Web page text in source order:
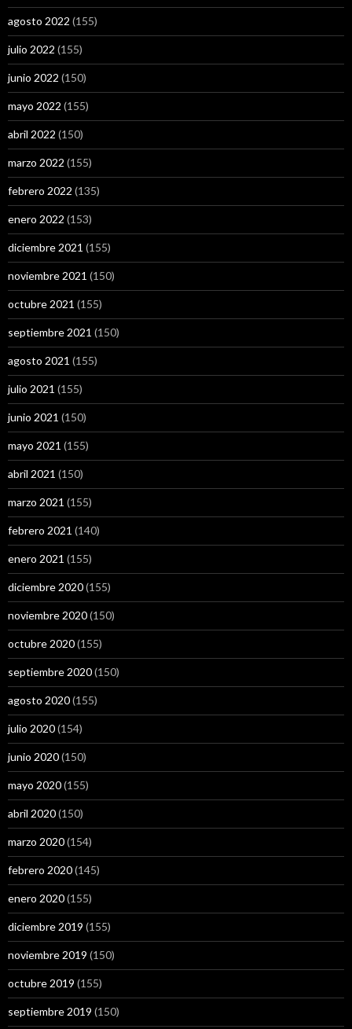
agosto 2022 (155)
julio 2022 (155)
junio 2022 (150)
mayo 2022 (155)
abril 2022 (150)
marzo 2022 (155)
febrero 2022 (135)
enero 2022 (153)
diciembre 2021 (155)
noviembre 2021 (150)
octubre 2021 (155)
septiembre 2021 (150)
agosto 2021 (155)
julio 2021 (155)
junio 2021 (150)
mayo 2021 (155)
abril 2021 (150)
marzo 2021 (155)
febrero 2021 (140)
enero 2021 (155)
diciembre 2020(155)
noviembre 2020(150)
octubre 2020(155)
septiembre 2020(150)
agosto 2020(155)
julio 2020(154)
junio 2020(150)
mayo 2020(155)
abril 2020(150)
marzo 2020(154)
febrero 2020(145)
enero 2020(155)
diciembre 2019 (155)
noviembre 2019 (150)
octubre 2019 (155)
septiembre 2019 (150)